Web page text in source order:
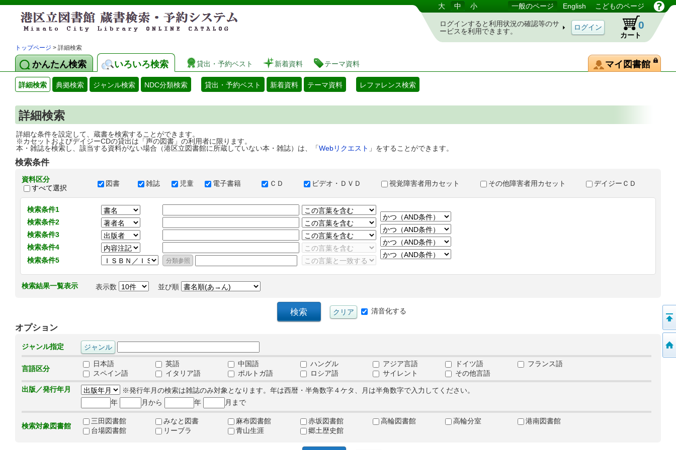
港区立図書館 蔵書検索・予約システム 大 中 小 一般のページ English こどものページ
ログインすると利用状況の確認等のサ
ービスを利用できます。
カート
0
トップページ > 詳細検索
かんたん検索 いろいろ検索 貸出・予約ベスト 新着資料 テーマ資料 マイ図書館
詳細検索 典拠検索 ジャンル検索 NDC分類検索 貸出・予約ベスト 新着資料 テーマ資料 レファレンス検索
詳細検索
詳細な条件を設定して、蔵書を検索することができます。
※カセットおよびデイジーCDの貸出は「声の図書」の利用者に限ります。
本・雑誌を検索し、該当する資料がない場合（港区立図書館に所蔵していない本・雑誌）は、「Webリクエスト 」をすることができます。
検索条件
資料区分
すべて選択
図書 雑誌 児童 電子書籍 ＣＤ ビデオ・ＤＶＤ 視覚障害者用カセット その他障害者用カセット デイジーＣＤ
検索条件1
検索条件2
検索条件3
検索条件4
検索条件5
検索結果一覧表示 表示数 並び順
清音化する
オプション
ジャンル指定
言語区分
日本語 英語 中国語 ハングル アジア言語 ドイツ語
フランス語
スペイン語
イタリア語 ポルトガ語 ロシア語 サイレント
その他言語
出版／発行年月
※発行年月の検索は雑誌のみ対象となります。年は西暦・半角数字４ケタ、月は半角数字で入力してください。
年
月から 年 月まで
検索対象図書館
三田図書館 みなと図書 麻布図書館 赤坂図書館 高輪図書館 高輪分室
港南図書館
台場図書館
リーブラ 青山生涯 郷土歴史館